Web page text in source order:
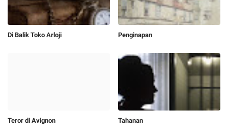
Di Balik Toko Arloji Penginapan
Teror di Avignon Tahanan